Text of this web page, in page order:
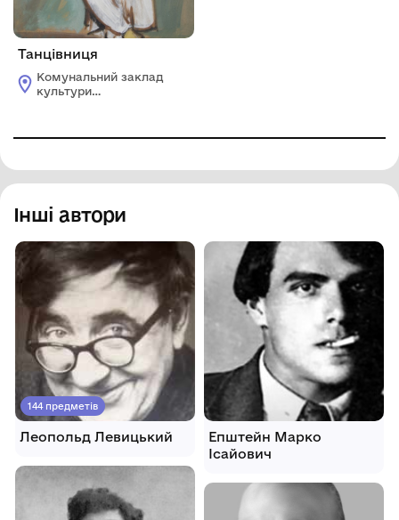
Танцівниця
Комунальний заклад
культури
Інші автори
144 предметів
Леопольд Левицький
Епштейн Марко
Ісайович